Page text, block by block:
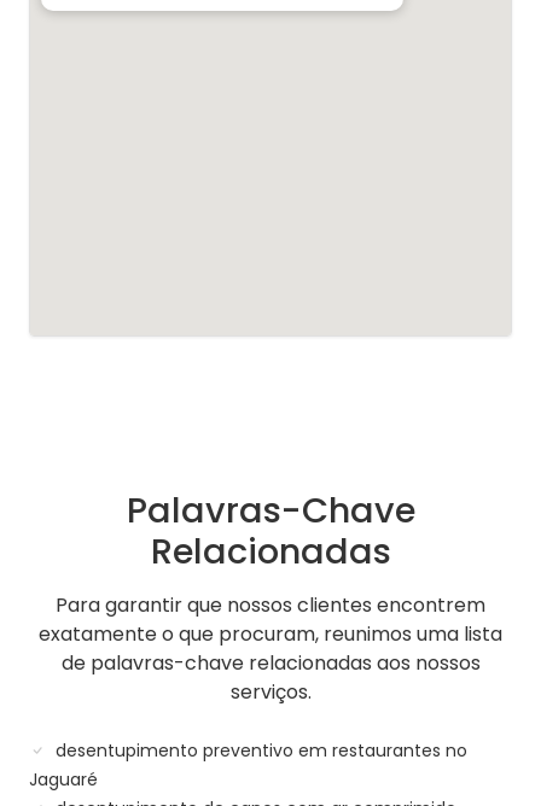
Palavras-Chave
Relacionadas
Para garantir que nossos clientes encontrem
exatamente o que procuram, reunimos uma lista
de palavras-chave relacionadas aos nossos
serviços.
desentupimento preventivo em restaurantes no
Jaguaré